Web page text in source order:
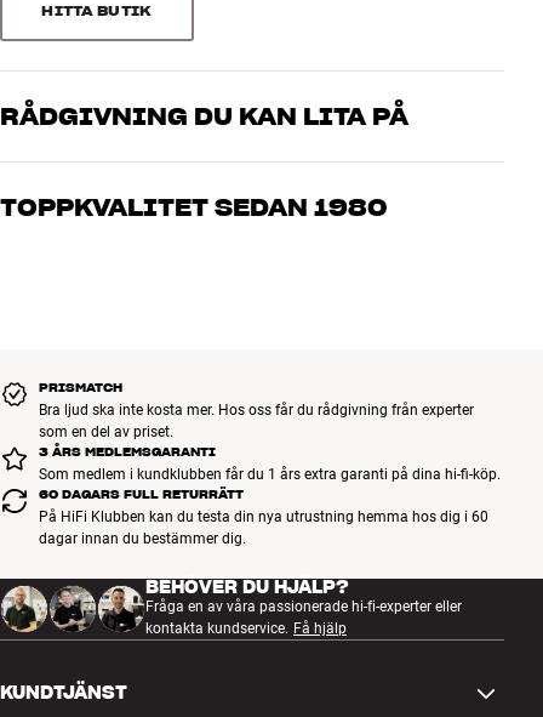
Bygg med ljud
Företag
HITTA BUTIK
RÅDGIVNING DU KAN LITA PÅ
Våra medarbetare är riktiga entusiaster som kan produkterna och
vad du drömmer om, så hjälper vi dig att hitta den lösning som
TOPPKVALITET SEDAN 1980
PRISMATCH
Bra ljud ska inte kosta mer. Hos oss får du rådgivning från experter
som en del av priset.
3 ÅRS MEDLEMSGARANTI
Som medlem i kundklubben får du 1 års extra garanti på dina hi-fi-köp.
60 DAGARS FULL RETURRÄTT
På HiFi Klubben kan du testa din nya utrustning hemma hos dig i 60
dagar innan du bestämmer dig.
BEHÖVER DU HJÄLP?
Fråga en av våra passionerade hi-fi-experter eller
kontakta kundservice. Få hjälp
KUNDTJÄNST